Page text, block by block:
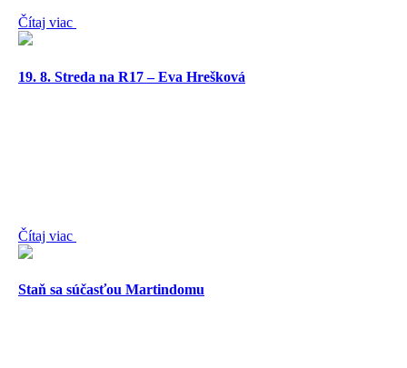
Čítaj viac
19. 8. Streda na R17 – Eva Hrešková
Čítaj viac
Staň sa súčasťou Martindomu